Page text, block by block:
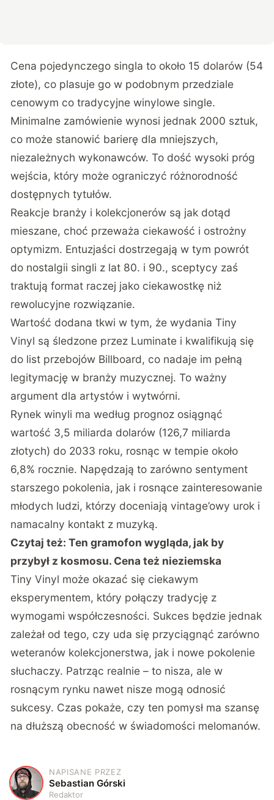
Cena pojedynczego singla to około 15 dolarów (54
złote), co plasuje go w podobnym przedziale
cenowym co tradycyjne winylowe single.
Minimalne zamówienie wynosi jednak 2000 sztuk,
co może stanowić barierę dla mniejszych,
niezależnych wykonawców. To dość wysoki próg
wejścia, który może ograniczyć różnorodność
dostępnych tytułów.
Reakcje branży i kolekcjonerów są jak dotąd
mieszane, choć przeważa ciekawość i ostrożny
optymizm. Entuzjaści dostrzegają w tym powrót
do nostalgii singli z lat 80. i 90., sceptycy zaś
traktują format raczej jako ciekawostkę niż
rewolucyjne rozwiązanie.
Wartość dodana tkwi w tym, że wydania Tiny
Vinyl są śledzone przez Luminate i kwalifikują się
do list przebojów Billboard, co nadaje im pełną
legitymację w branży muzycznej. To ważny
argument dla artystów i wytwórni.
Rynek winyli ma według prognoz osiągnąć
wartość 3,5 miliarda dolarów (126,7 miliarda
złotych) do 2033 roku, rosnąc w tempie około
6,8% rocznie. Napędzają to zarówno sentyment
starszego pokolenia, jak i rosnące zainteresowanie
młodych ludzi, którzy doceniają vintage’owy urok i
namacalny kontakt z muzyką.
Czytaj też:Ten gramofon wygląda, jak by
przybył z kosmosu. Cena też nieziemska
Tiny Vinyl może okazać się ciekawym
eksperymentem, który połączy tradycję z
wymogami współczesności. Sukces będzie jednak
zależał od tego, czy uda się przyciągnąć zarówno
weteranów kolekcjonerstwa, jak i nowe pokolenie
słuchaczy. Patrząc realnie – to nisza, ale w
rosnącym rynku nawet nisze mogą odnosić
sukcesy. Czas pokaże, czy ten pomysł ma szansę
na dłuższą obecność w świadomości melomanów.
S
NAPISANE PRZEZ
Sebastian Górski
Redaktor